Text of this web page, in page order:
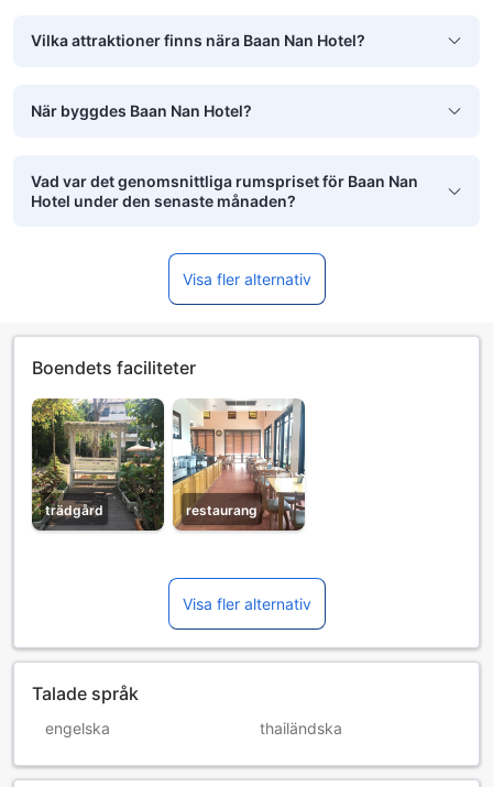
Vilka attraktioner finns nära Baan Nan Hotel?
När byggdes Baan Nan Hotel?
Vad var det genomsnittliga rumspriset för Baan Nan
Hotel under den senaste månaden?
Visa fler alternativ
Boendets faciliteter
trädgård restaurang
Visa fler alternativ
Talade språk
engelska thailändska